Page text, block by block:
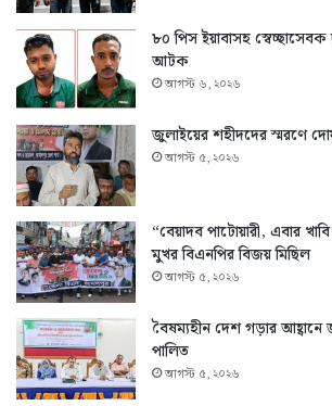
৮০ পিস ইয়াবাসহ
আটক
আগস্ট ৬, ২০২৬
জুলাইয়ের শহীদদের স্মরণে
আগস্ট ৫, ২০২৬
“বেয়াদব পাটোয়ারী, এবার
মুখর বিএনপির বিজয় মিছিল
আগস্ট ৫, ২০২৬
বৈষম্যহীন দেশ গড়ার
পালিত
আগস্ট ৫, ২০২৬